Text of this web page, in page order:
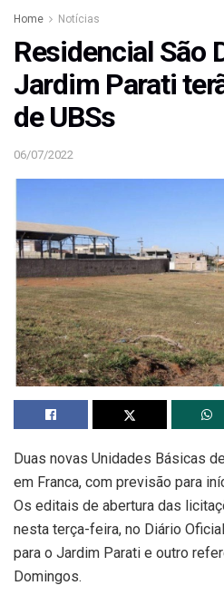
Home Notícias
Residencial São
Jardim Parati
de UBSs
06/07/2022
Duas novas Unidades Básicas
em Franca, com previsão para
Os editais de abertura das
nesta terça-feira, no Diário
para o Jardim Parati e outro
Domingos.